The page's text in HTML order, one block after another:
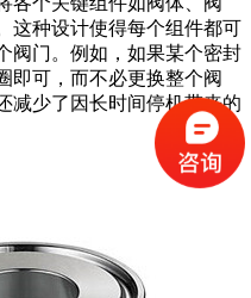
这种设计使得每个组件都可
阀门。例如，如果某个密封
即可，而不必更换整个阀
减少了因长时间停机带来的